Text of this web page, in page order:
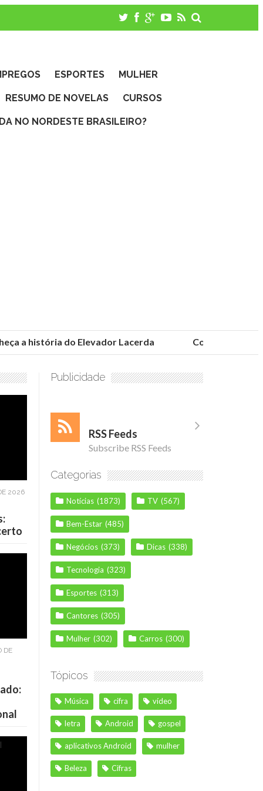
ESPORTES MULHER
RESUMO DE NOVELAS CURSOS
NO NORDESTE BRASILEIRO?
a história do Elevador Lacerda Conheça as
2026
DE
Publicidade
RSS Feeds
Subscribe RSS Feeds
Categorias
Notícias (1873) TV (567)
Bem-Estar (485)
Negócios (373) Dicas (338)
Tecnologia (323)
Esportes (313)
Cantores (305)
Mulher (302) Carros (300)
Tópicos
Música cifra vídeo
letra Android gospel
aplicativos Android mulher
Beleza Cifras